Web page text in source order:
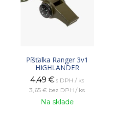
Píšťalka Ranger 3v1
HIGHLANDER
4,49 € s DPH / ks
3,65 € bez DPH / ks
Na sklade